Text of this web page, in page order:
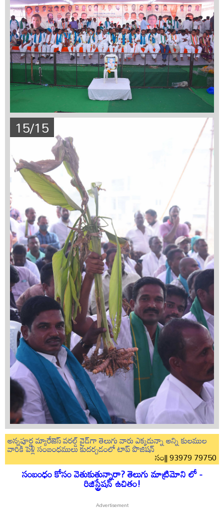
15/15
అన్నపూర్ణ మ్యారేజెస్ వరల్డ్ వైడ్‌గా తెలుగు వారు ఎక్కడున్నా అన్ని కులముల
వారికి పెళ్లి సంబంధములు కుదర్చడంలో టాప్ పొజిషన్
సం|| 93979 79750
సంబంధం కోసం వెతుకుతున్నారా? తెలుగు మాట్రిమోని లో -
రిజిస్ట్రేషన్ ఉచితం!